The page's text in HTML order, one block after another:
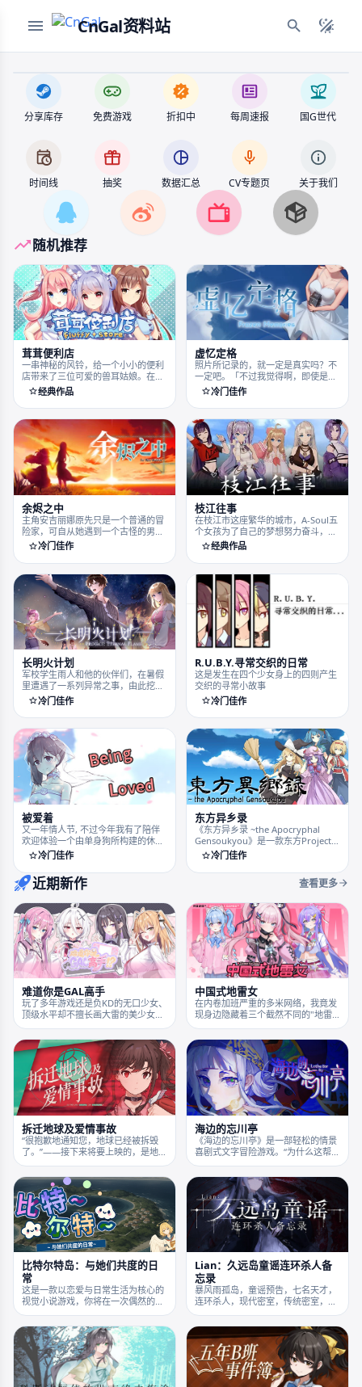
CnGal资料站
分享库存 免费游戏 折扣中 每周速报 国G世代
时间线 抽奖 数据汇总 CV专题页 关于我们
随机推荐
茸茸便利店
一串神秘的风铃，给一个小小的便利
店带来了三位可爱的兽耳姑娘。在这
个充满惊喜和忐忑的夏夜里，年轻的
店长和他不请自来的三位新员工一起
踏上了坎坷又欢乐的创业之路……关
于这款游戏?在这个刚毕业就失业的
夏天，林洋回到了故乡，打算自己创
业开一个便利店。......
经典作品
虚忆定格
照片所记录的，就一定是真实吗？不
一定吧。「不过我觉得啊，即使是虚
假的照片，它所包含的创作者的情
感，终究是真实的吧。」她这么说
道。那么，你的记忆，又一定是真实
的吗？她笑了笑，没有说话，只是用
手摸了摸手上的相机。短篇奇幻悬疑
视觉小说「虚忆定格」，共你虚构一
段真情回忆。
冷门佳作
余烬之中
主角安吉丽娜原先只是一个普通的冒
险家，可自从她遇到一个古怪的男人
跟她抢任务之后...一切都变了。
冷门佳作
枝江往事
在枝江市这座繁华的城市，A-Soul五
个女孩为了自己的梦想努力奋斗，为
了朋友，为了梦想，为了一切未来所
希望获得的东西的互相扶持走向前
方，最终和粉丝们一同走向明天的励
志故事。
经典作品
长明火计划
军校学生雨人和他的伙伴们，在暑假
里遭遇了一系列异常之事，由此挖掘
出七年前那重重迷雾之下的真相。他
们行动起来，奔走在国与国战争的夹
缝中，只为追寻自己认可的信念……
他们能否成功？又会付出怎样的代
价？
冷门佳作
R.U.B.Y.寻常交织的日常
这是发生在四个少女身上的四则产生
交织的寻常小故事
冷门佳作
被爱着
又一年情人节, 不过今年我有了陪伴
欢迎体验一个由单身狗所构建的休闲
模拟恋爱游戏，挣钱然后允所喜爱的
她一生的幸福。
冷门佳作
东方异乡录
《东方异乡录 ~the Apocryphal
Gensoukyou》是一款东方Project主
题的短篇视觉小说游戏。主要讲述了
在河城荷取的邀请下，雾雨魔理沙、
爱丽丝·玛格特洛依德、帕秋莉·诺蕾
姬三人在虚拟世界“Apocryphal
冷门佳作
近期新作 查看更多
难道你是GAL高手
玩了多年游戏还是负KD的无口少女、
顶级水平却不擅长画大雷的美少女画
师，想打一辈子旮旯的富家千金、努
力理解二次元为何物的现充妹妹——
玩家将成为她们的男主，在名为“掐楼
之家”的周边店里一同努力让店铺爆
火，感情逐渐升温...废萌恋爱作、堂
堂连载！
中国式地雷女
在内卷加班严重的多米网络，我竟发
现身边隐藏着三个截然不同的"地雷
女"： 由奈 - 白天干练的美术组同
事，私下竟是个地雷系少女？ 秀华 -
我的青梅竹马竟然是个隐性病娇？ 爱
香 - 底层挣扎的地偶新人，渴望被认
可的纯真女孩！ 37万字文本，精美
L2D立绘+口型动态，超过70张高画
质CG。全中文配音。 三个情感丰沛
的亚比女孩，体验最真实的中式恋爱
排雷之旅！
拆迁地球及爱情事故
“很抱歉地通知您，地球已经被拆毁
了。”——接下来将要上映的，是地雷
妹(自称)和做题家(他称)主演的“人类
海边的忘川亭
《海边的忘川亭》是一部轻松的情景
喜剧式文字冒险游戏。“为什么这帮人
喝孟婆汤上瘾啊！？”面对各种各样奇
们在忘川亭造成的麻烦。从千奇百怪
的灵魂手里保住自己的工作和忘川
镇。告别压抑的天庭，回到愉快的地
府家乡，和赖在忘川镇的大家成为好
朋友吧！
比特尔特岛：与她们共度的日
常
这是一款以恋爱与日常生活为核心的
视觉小说游戏，你将在一次偶然的邂
逅后踏上小岛生活，与多位性格各异
渐发展感情，在轻松的日常中体验恋
爱互动、角色故事，以及种田、钓鱼
等休闲活动，并迎来不同的结局。
Lian：久远岛童谣连环杀人备
忘录
暴风雨孤岛，童谣预告，七名天才，
连环杀人，现代密室，传统密室，占
星术，血肉拼图，以及幸存者，和一
句为了让你看到这个故事而说出的谎
言。